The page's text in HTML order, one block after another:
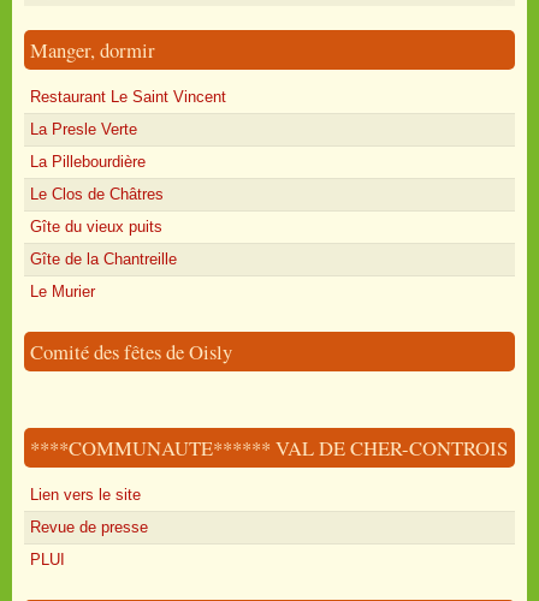
Manger, dormir
Restaurant Le Saint Vincent
La Presle Verte
La Pillebourdière
Le Clos de Châtres
Gîte du vieux puits
Gîte de la Chantreille
Le Murier
Comité des fêtes de Oisly
****COMMUNAUTE****** VAL DE CHER-CONTROIS
Lien vers le site
Revue de presse
PLUI